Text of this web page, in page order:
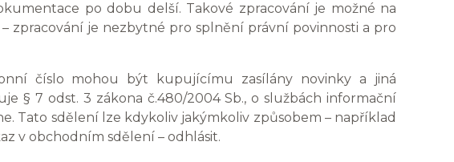
po dobu delší. Takové zpracování je možné na
– zpracování je nezbytné pro splnění právní povinnosti a pro
číslo mohou být kupujícímu zasílány novinky a jiná
§ 7 odst. 3 zákona č.480/2004 Sb., o službách informační
Tato sdělení lze kdykoliv jakýmkoliv způsobem – například
v obchodním sdělení – odhlásit.